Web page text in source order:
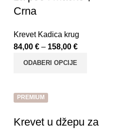
Crna
Krevet Kadica krug
84,00 € – 158,00 €
ODABERI OPCIJE
PREMIUM
Krevet u džepu za